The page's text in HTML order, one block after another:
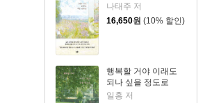
나태주 저
16,650원 (10% 할인)
행복할 거야 이래도
되나 싶을 정도로
일홍 저